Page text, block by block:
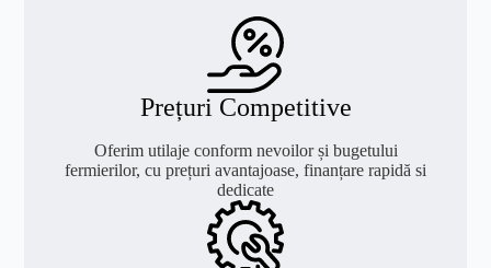
Prețuri Competitive
Oferim utilaje conform nevoilor și bugetului
fermierilor, cu prețuri avantajoase, finanțare rapidă si
dedicate